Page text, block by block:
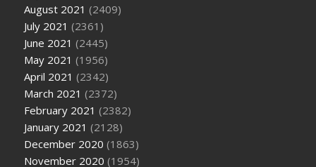
August 2021 (2409)
July 2021 (2361)
June 2021 (2445)
May 2021 (1956)
April 2021 (2342)
March 2021 (2372)
February 2021 (2382)
January 2021 (2128)
December 2020 (1863)
November 2020 (1954)